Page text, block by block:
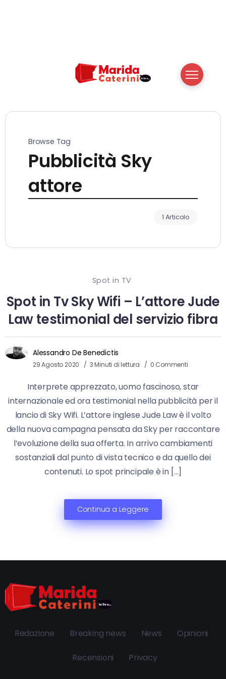
Browse Tag
Pubblicità Sky
attore
1 Articolo
Spot in TV
Spot in Tv Sky Wifi – L’attore Jude
Law testimonial del servizio fibra
Alessandro De Benedictis
29 Agosto 2020 3 Minuti di lettura 0 Commenti
Interprete apprezzato, uomo fascinoso, star
internazionale ed ora testimonial nella pubblicità per il
lancio di Sky Wifi. L’attore inglese Jude Law è il volto
della nuova campagna pensata da Sky per raccontare
l’evoluzione della sua offerta. In arrivo cambiamenti
sostanziali dal punto di vista tecnico e da quello dei
contenuti. Lo spot principale è in […]
Continua a Leggere
Redazione Breaking news News Opinioni
Recensioni Privacy